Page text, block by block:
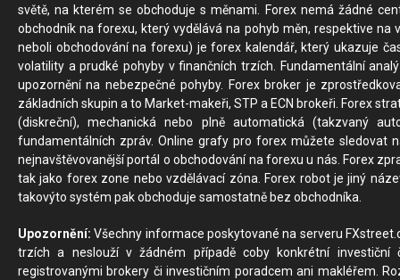
světě, na kterém se obchoduje s měnami. Forex nemá žádné
obchodník na forexu, který vydělává na pohyb měn, respektive
neboli obchodování na forexu) je forex kalendář, který ukazuje
volatility a prudké pohyby v finančních trzích. Fundamentální
upozornění na nebezpečné pohyby. Forex broker je
základních skupin a to Market-makeři, STP a ECN brokeři. Forex
(diskreční), mechanická nebo plně automatická (takzvaný
fundamentálních zpráv. Online grafy pro forex můžete sledovat
nejnavštěvovanější portál o obchodování na forexu u nás. Forex
tak jako forex zone nebo vzdělávací zóna. Forex robot je jiný
takovýto systém pak obchoduje samostatně bez obchodníka.
Upozornění: Všechny informace poskytované na serveru
trzích a neslouží v žádném případě coby konkrétní investiční
registrovanými brokery či investičním poradcem ani makléřem.